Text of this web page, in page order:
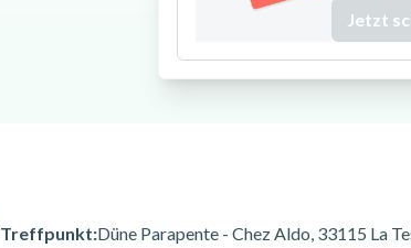
Jetzt
Treffpunkt:Düne Parapente - Chez Aldo, 33115 La